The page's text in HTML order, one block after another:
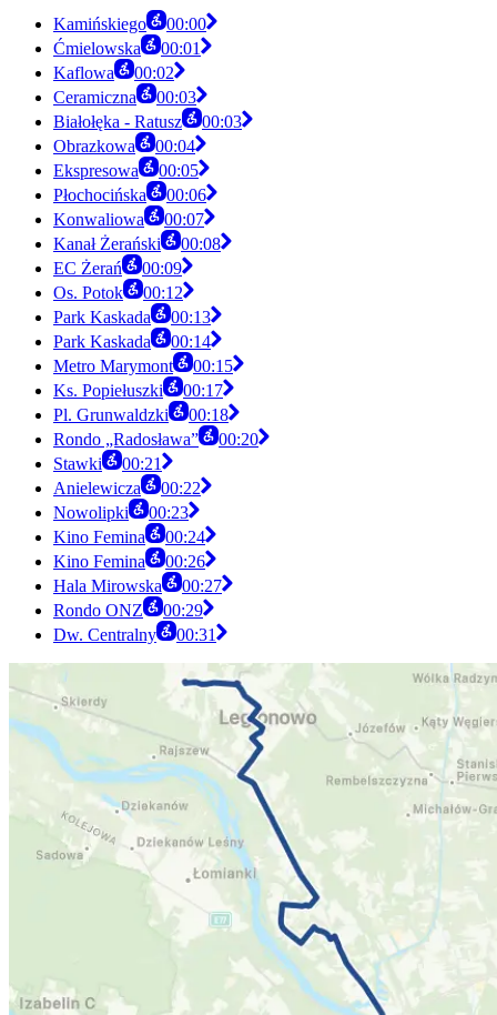
Kamińskiego
00:00
Ćmielowska
00:01
Kaflowa
00:02
Ceramiczna
00:03
Białołęka - Ratusz
00:03
Obrazkowa
00:04
Ekspresowa
00:05
Płochocińska
00:06
Konwaliowa
00:07
Kanał Żerański
00:08
EC Żerań
00:09
Os. Potok
00:12
Park Kaskada
00:13
Park Kaskada
00:14
Metro Marymont
00:15
Ks. Popiełuszki
00:17
Pl. Grunwaldzki
00:18
Rondo „Radosława”
00:20
Stawki
00:21
Anielewicza
00:22
Nowolipki
00:23
Kino Femina
00:24
Kino Femina
00:26
Hala Mirowska
00:27
Rondo ONZ
00:29
Dw. Centralny
00:31